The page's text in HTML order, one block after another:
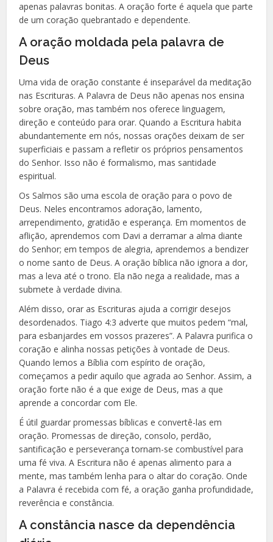
apenas palavras bonitas. A oração forte é aquela que parte
de um coração quebrantado e dependente.
A oração moldada pela palavra de
Deus
Uma vida de oração constante é inseparável da meditação
nas Escrituras. A Palavra de Deus não apenas nos ensina
sobre oração, mas também nos oferece linguagem,
direção e conteúdo para orar. Quando a Escritura habita
abundantemente em nós, nossas orações deixam de ser
superficiais e passam a refletir os próprios pensamentos
do Senhor. Isso não é formalismo, mas santidade
espiritual.
Os Salmos são uma escola de oração para o povo de
Deus. Neles encontramos adoração, lamento,
arrependimento, gratidão e esperança. Em momentos de
aflição, aprendemos com Davi a derramar a alma diante
do Senhor; em tempos de alegria, aprendemos a bendizer
o nome santo de Deus. A oração bíblica não ignora a dor,
mas a leva até o trono. Ela não nega a realidade, mas a
submete à verdade divina.
Além disso, orar as Escrituras ajuda a corrigir desejos
desordenados. Tiago 4:3 adverte que muitos pedem “mal,
para esbanjardes em vossos prazeres”. A Palavra purifica o
coração e alinha nossas petições à vontade de Deus.
Quando lemos a Bíblia com espírito de oração,
começamos a pedir aquilo que agrada ao Senhor. Assim, a
oração forte não é a que exige de Deus, mas a que
aprende a concordar com Ele.
É útil guardar promessas bíblicas e convertê-las em
oração. Promessas de direção, consolo, perdão,
santificação e perseverança tornam-se combustível para
uma fé viva. A Escritura não é apenas alimento para a
mente, mas também lenha para o altar do coração. Onde
a Palavra é recebida com fé, a oração ganha profundidade,
reverência e constância.
A constância nasce da dependência